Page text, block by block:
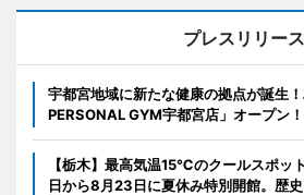
プレスリリース
宇都宮地域に新たな健康の拠点が誕生
PERSONAL GYM宇都宮店」オープン！
【栃木】最高気温15℃のクールスポッ
日から8月23日に夏休み特別開館。歴